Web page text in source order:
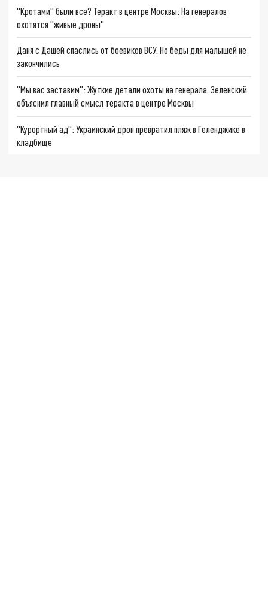
"Кротами" были все? Теракт в центре Москвы: На генералов
охотятся "живые дроны"
Даня с Дашей спаслись от боевиков ВСУ. Но беды для малышей не
закончились
"Мы вас заставим": Жуткие детали охоты на генерала. Зеленский
объяснил главный смысл теракта в центре Москвы
"Курортный ад": Украинский дрон превратил пляж в Геленджике в
кладбище